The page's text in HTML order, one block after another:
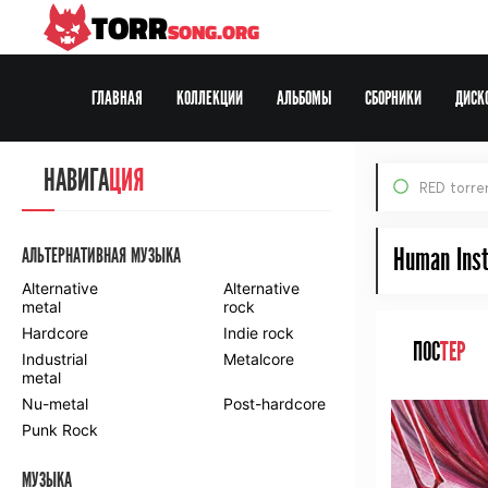
RED
Human
ПОСТЕР
НАВИГАЦИЯ
АЛЬТЕРНАТИВНАЯ МУЗЫКА
Alternative
metal
Alternative
rock
Hardcore
Indie rock
Industrial
metal
Metalcore
Nu-metal
Post-hardcore
Punk Rock
МУЗЫКА
TORRSONG.ORG
ГЛАВНАЯ КОЛЛЕКЦИИ
Web-DL
АЛЬБОМЫ СБОРНИКИ